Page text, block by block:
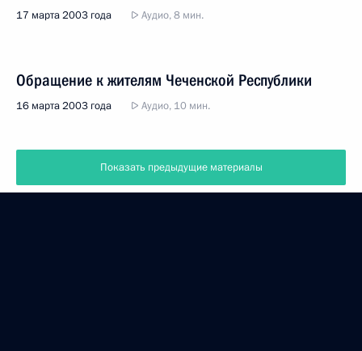
17 марта 2003 года Аудио, 8 мин.
Обращение к жителям Чеченской Республики
16 марта 2003 года Аудио, 10 мин.
Показать предыдущие материалы